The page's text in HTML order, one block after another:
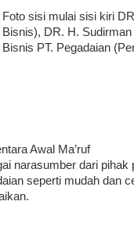
Foto sisi mulai sisi kiri
Bisnis), DR. H.
Bisnis PT. Pegadaian
Awal Ma’ruf
narasumber dari pihak
seperti mudah dan